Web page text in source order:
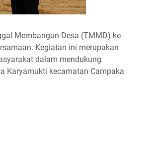
Membangun Desa (TMMD) ke-
Kegiatan ini merupakan
dalam mendukung
Karyamukti kecamatan Campaka